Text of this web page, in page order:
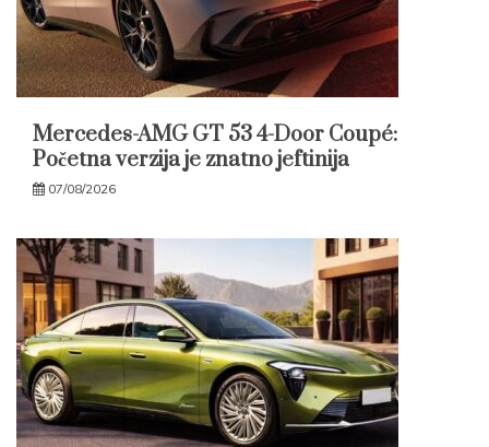
Mercedes-AMG GT 53 4-Door Coupé:
Početna verzija je znatno jeftinija
07/08/2026